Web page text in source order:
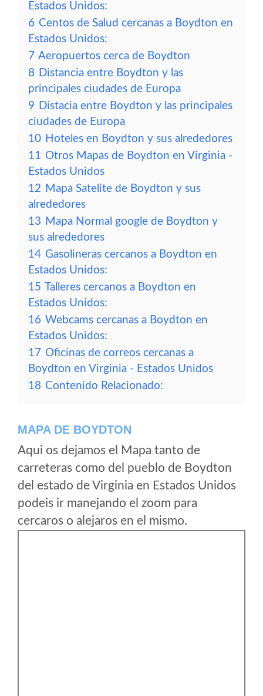
Estados Unidos:
6 Centos de Salud cercanas a Boydton en
Estados Unidos:
7 Aeropuertos cerca de Boydton
8 Distancia entre Boydton y las
principales ciudades de Europa
9 Distacia entre Boydton y las principales
ciudades de Europa
10 Hoteles en Boydton y sus alrededores
11 Otros Mapas de Boydton en Virginia -
Estados Unidos
12 Mapa Satelite de Boydton y sus
alrededores
13 Mapa Normal google de Boydton y
sus alrededores
14 Gasolineras cercanos a Boydton en
Estados Unidos:
15 Talleres cercanos a Boydton en
Estados Unidos:
16 Webcams cercanas a Boydton en
Estados Unidos:
17 Oficinas de correos cercanas a
Boydton en Virginia - Estados Unidos
18 Contenido Relacionado:
MAPA DE BOYDTON
Aqui os dejamos el Mapa tanto de
carreteras como del pueblo de Boydton
del estado de Virginia en Estados Unidos
podeis ir manejando el zoom para
cercaros o alejaros en el mismo.